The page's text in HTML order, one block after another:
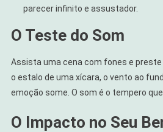
parecer infinito e assustador.
O Teste do Som
Assista uma cena com fones e
o estalo de uma xícara, o vento ao
emoção some. O som é o tempero
O Impacto no Seu